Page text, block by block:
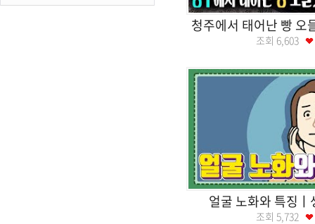
청주에서 태어난 빵 오
조회 6,603
얼굴 노화와 특징
조회 5,732